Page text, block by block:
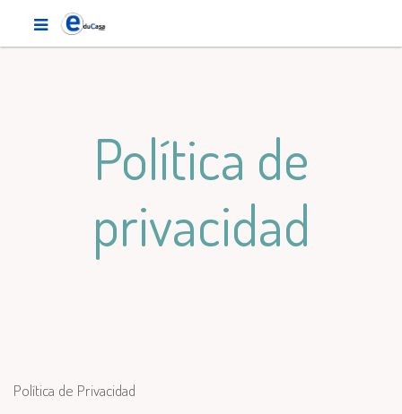
Política de
privacidad
Política de Privacidad